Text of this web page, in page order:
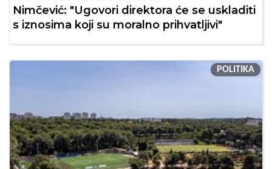
Nimčević: "Ugovori direktora će se uskladiti
s iznosima koji su moralno prihvatljivi"
POLITIKA